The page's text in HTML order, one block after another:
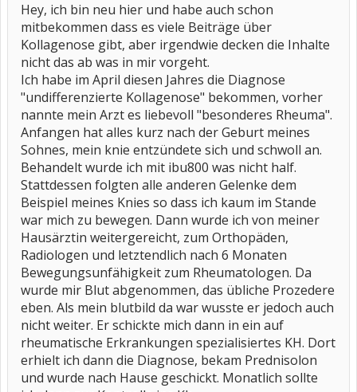
Hey, ich bin neu hier und habe auch schon
mitbekommen dass es viele Beiträge über
Kollagenose gibt, aber irgendwie decken die Inhalte
nicht das ab was in mir vorgeht.
Ich habe im April diesen Jahres die Diagnose
"undifferenzierte Kollagenose" bekommen, vorher
nannte mein Arzt es liebevoll "besonderes Rheuma".
Anfangen hat alles kurz nach der Geburt meines
Sohnes, mein knie entzündete sich und schwoll an.
Behandelt wurde ich mit ibu800 was nicht half.
Stattdessen folgten alle anderen Gelenke dem
Beispiel meines Knies so dass ich kaum im Stande
war mich zu bewegen. Dann wurde ich von meiner
Hausärztin weitergereicht, zum Orthopäden,
Radiologen und letztendlich nach 6 Monaten
Bewegungsunfähigkeit zum Rheumatologen. Da
wurde mir Blut abgenommen, das übliche Prozedere
eben. Als mein blutbild da war wusste er jedoch auch
nicht weiter. Er schickte mich dann in ein auf
rheumatische Erkrankungen spezialisiertes KH. Dort
erhielt ich dann die Diagnose, bekam Prednisolon
und wurde nach Hause geschickt. Monatlich sollte